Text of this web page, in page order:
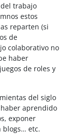
trabajo
estos
reparten (si
de
colaborativo no
haber
de roles y
del siglo
aprendido
exponer
blogs… etc.